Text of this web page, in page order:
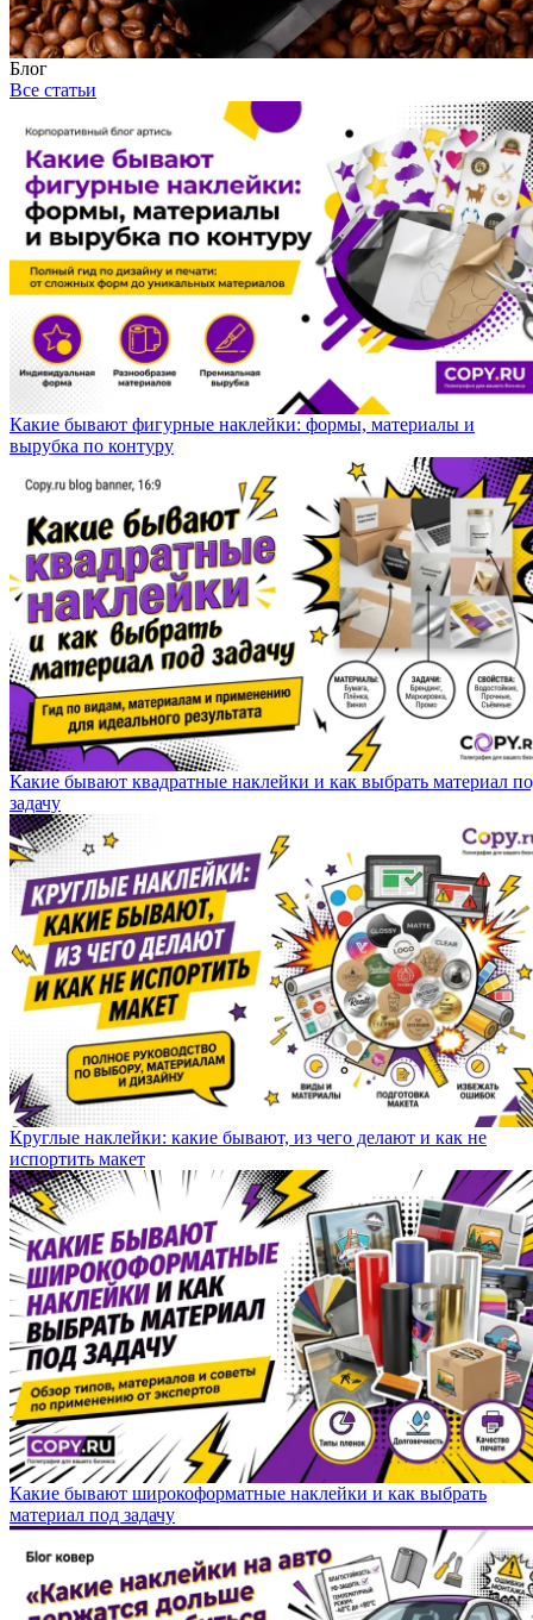
Блог
Все статьи
Какие бывают фигурные наклейки: формы, материалы и
вырубка по контуру
Какие бывают квадратные наклейки и как выбрать материал
задачу
Круглые наклейки: какие бывают, из чего делают и как не
испортить макет
Какие бывают широкоформатные наклейки и как выбрать
материал под задачу